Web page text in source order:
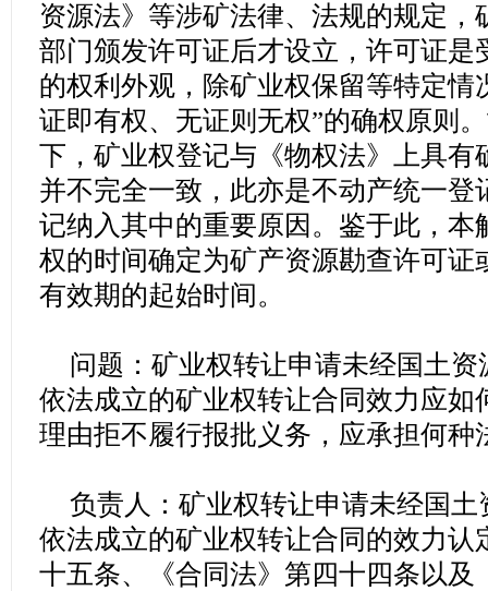
资源法》等涉矿法律、法规的规定，
部门颁发许可证后才设立，许可证是
的权利外观，除矿业权保留等特定情
证即有权、无证则无权”的确权原则
下，矿业权登记与《物权法》上具有
并不完全一致，此亦是不动产统一登
记纳入其中的重要原因。鉴于此，本
权的时间确定为矿产资源勘查许可证
有效期的起始时间。
问题：矿业权转让申请未经国土
依法成立的矿业权转让合同效力应如
理由拒不履行报批义务，应承担何种
负责人：矿业权转让申请未经国
依法成立的矿业权转让合同的效力认
十五条、《合同法》第四十四条以及